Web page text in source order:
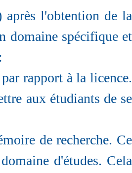
après l'obtention de la
domaine spécifique et
rapport à la licence.
aux étudiants de se
de recherche. Ce
d'études. Cela